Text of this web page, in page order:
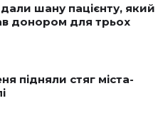
шану пацієнту, який
донором для трьох
підняли стяг міста-